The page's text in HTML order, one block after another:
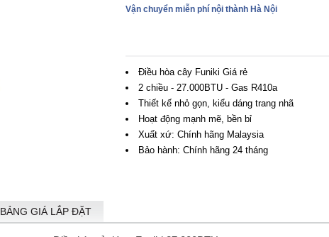
Vận chuyển miễn phí nội thành Hà Nội
Điều hòa cây Funiki Giá rẻ
2 chiều - 27.000BTU - Gas R410a
Thiết kế nhỏ gọn, kiểu dáng trang nhã
Hoạt động mạnh mẽ, bền bỉ
Xuất xứ: Chính hãng Malaysia
Bảo hành: Chính hãng 24 tháng
BẢNG GIÁ LẮP ĐẶT